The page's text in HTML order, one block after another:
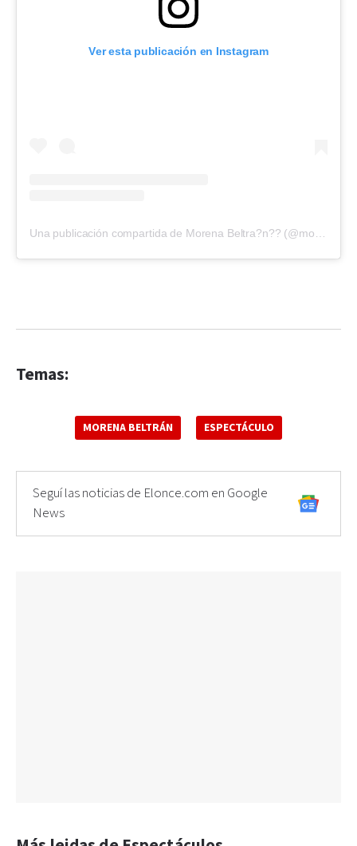
Ver esta publicación en Instagram
Temas:
MORENA BELTRÁN ESPECTÁCULO
Seguí las noticias de Elonce.com en Google
News